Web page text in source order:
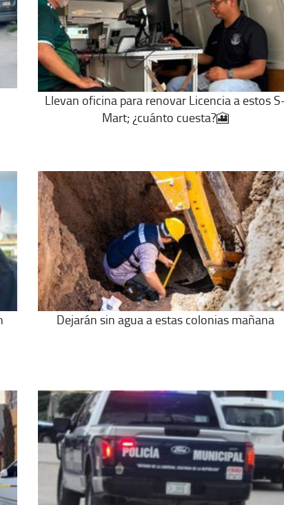
Llevan oficina para renovar Licencia a estos
Mart; ¿cuánto cuesta?🎦
Dejarán sin agua a estas colonias mañana